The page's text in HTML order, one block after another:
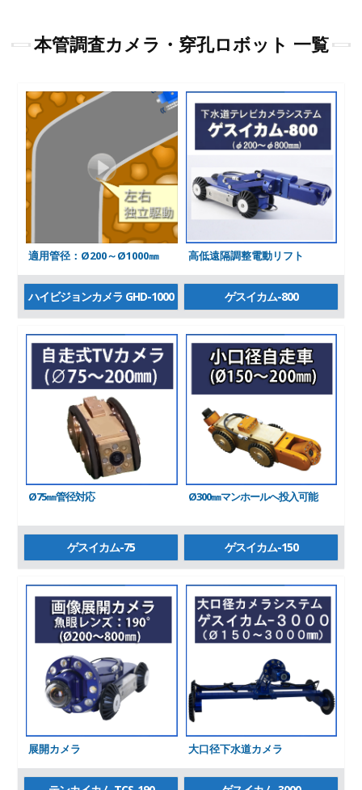
本管調査カメラ・穿孔ロボット 一覧
適用管径：Ø200～Ø1000㎜ 高低遠隔調整電動リフト
ハイビジョンカメラ GHD-1000 ゲスイカム-800
Ø75㎜管径対応 Ø300㎜マンホールへ投入可能
ゲスイカム-75 ゲスイカム-150
展開カメラ 大口径下水道カメラ